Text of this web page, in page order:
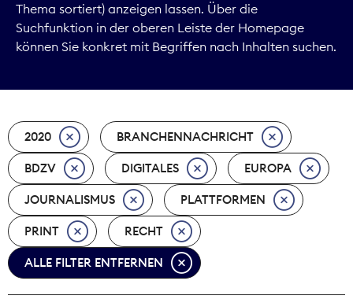
Kommunikation
Marktdaten
Nachhaltigkeit
Nachwuchs
Nova Award
Pressefreiheit
Print
Thema sortiert) anzeigen lassen. Über die
Suchfunktion in der oberen Leiste der Homepage
können Sie konkret mit Begriffen nach Inhalten suchen.
2020 BRANCHENNACHRICHT
BDZV DIGITALES EUROPA
JOURNALISMUS PLATTFORMEN
PRINT RECHT
ALLE FILTER ENTFERNEN